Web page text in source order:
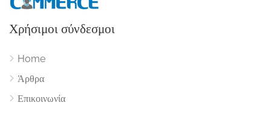
Χρήσιμοι σύνδεσμοι
Home
Άρθρα
Επικοινωνία